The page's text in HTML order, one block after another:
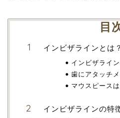
目
インビザラインとは？
インビザライ
歯にアタッチ
マウスピース
インビザラインの特